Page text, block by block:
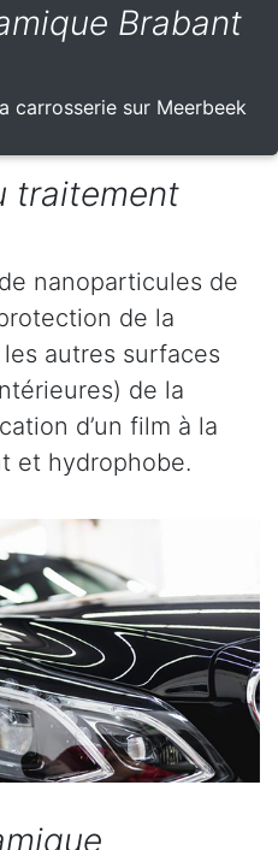
Brabant
carrosserie sur Meerbeek
traitement
nanoparticules de
de la
autres surfaces
de la
d’un film à la
et hydrophobe.